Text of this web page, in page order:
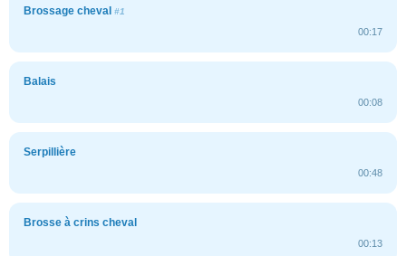
Brossage cheval #1
00:17
Balais
00:08
Serpillière
00:48
Brosse à crins cheval
00:13